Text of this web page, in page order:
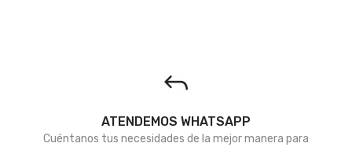
ATENDEMOS WHATSAPP
Cuéntanos tus necesidades de la mejor manera para